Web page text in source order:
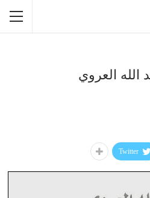
الله العروي
Twitter